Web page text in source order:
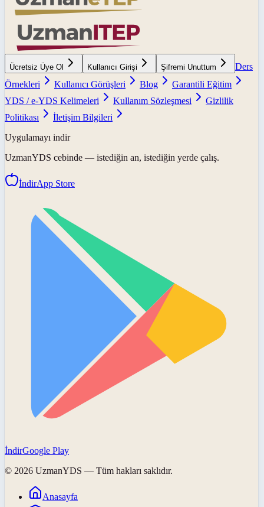
Ücretsiz Üye Ol Kullanıcı Girişi Şifremi Unuttum
Ders
Örnekleri
Kullanıcı Görüşleri Blog
Garantili Eğitim
YDS / e-YDS Kelimeleri
Kullanım Sözleşmesi
Gizlilik
Politikası
İletişim Bilgileri
Uygulamayı indir
UzmanYDS cebinde — istediğin an, istediğin yerde çalış.
İndirApp Store
İndirGoogle Play
© 2026 UzmanYDS — Tüm hakları saklıdır.
Anasayfa